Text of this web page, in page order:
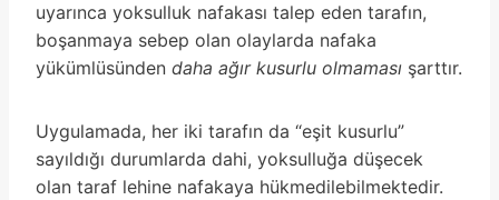
uyarınca yoksulluk nafakası talep eden tarafın,
boşanmaya sebep olan olaylarda nafaka
yükümlüsünden daha ağır kusurlu olmaması şarttır.
Uygulamada, her iki tarafın da “eşit kusurlu”
sayıldığı durumlarda dahi, yoksulluğa düşecek
olan taraf lehine nafakaya hükmedilebilmektedir.